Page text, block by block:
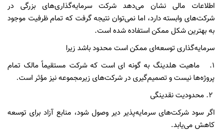
اطلاعات مالی نشان می‌دهد شرکت سرمایه‌گذاری‌های بزرگی در
شرکت‌های وابسته دارد، اما نمی‌توان نتیجه گرفت که تمام ظرفیت موجود
به بهترین شکل ممکن استفاده شده است.
سرمایه‌گذاری توسعه‌ای ممکن است محدود باشد زیرا
1. ماهیت هلدینگ به گونه ای است که شرکت مستقیماً مالک تمام
پروژه‌ها نیست و تصمیم‌گیری در شرکت‌های زیرمجموعه نیز مؤثر است.
۲. محدودیت نقدینگی
اگر سود شرکت‌های سرمایه‌پذیر دیر وصول شود، منابع آزاد برای توسعه
کاهش می‌یابد.